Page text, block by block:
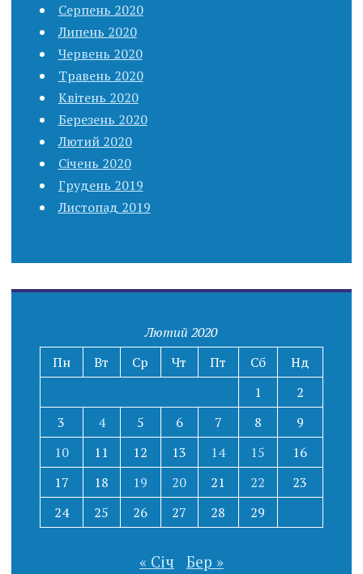
Серпень 2020
Липень 2020
Червень 2020
Травень 2020
Квітень 2020
Березень 2020
Лютий 2020
Січень 2020
Грудень 2019
Листопад 2019
Лютий 2020
Пн
Вт Ср Чт Пт Сб
Нд
1
2
3
4 5 6 7 8
9
10
11 12 13 14 15
16
17
18 19 20 21 22
23
24
25 26 27 28 29
« Січ Бер »